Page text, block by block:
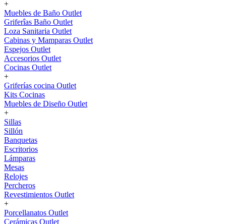
+
Muebles de Baño Outlet
Griferîas Baño Outlet
Loza Sanitaria Outlet
Cabinas y Mamparas Outlet
Espejos Outlet
Accesorios Outlet
Cocinas Outlet
+
Griferías cocina Outlet
Kits Cocinas
Muebles de Diseño Outlet
+
Sillas
Sillón
Banquetas
Escritorios
Lámparas
Mesas
Relojes
Percheros
Revestimientos Outlet
+
Porcellanatos Outlet
Cerámicas Outlet